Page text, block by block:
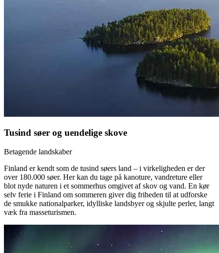
Tusind søer og uendelige skove
Betagende landskaber
Finland er kendt som de tusind søers land – i virkeligheden er der
over 180.000 søer. Her kan du tage på kanoture, vandreture eller
blot nyde naturen i et sommerhus omgivet af skov og vand. En kør
selv ferie i Finland om sommeren giver dig friheden til at udforske
de smukke nationalparker, idylliske landsbyer og skjulte perler, langt
væk fra masseturismen.